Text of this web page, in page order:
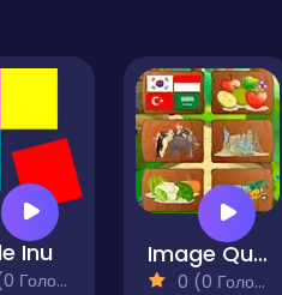
Inu Image Quiz
0 (0 Голосів)